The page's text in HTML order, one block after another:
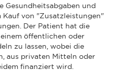
Gesundheitsabgaben und
Kauf von "Zusatzleistungen"
Der Patient hat die
öffentlichen oder
zu lassen, wobei die
aus privaten Mitteln oder
finanziert wird.